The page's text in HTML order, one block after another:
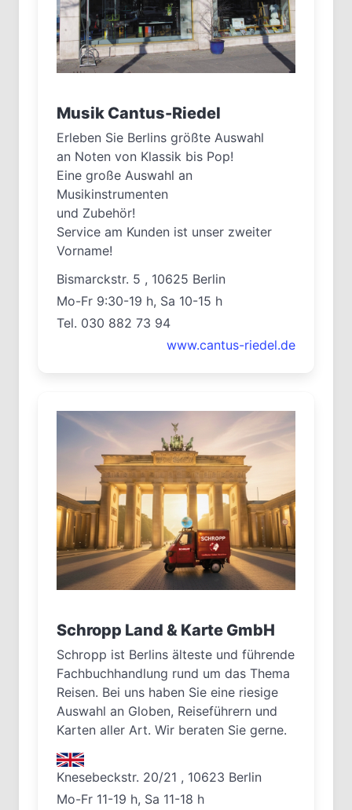
Musik Cantus-Riedel
Erleben Sie Berlins größte Auswahl
an Noten von Klassik bis Pop!
Eine große Auswahl an
Musikinstrumenten
und Zubehör!
Service am Kunden ist unser zweiter
Vorname!
Bismarckstr. 5 , 10625 Berlin
Mo-Fr 9:30-19 h, Sa 10-15 h
Tel. 030 882 73 94
www.cantus-riedel.de
Schropp Land & Karte GmbH
Schropp ist Berlins älteste und führende
Fachbuchhandlung rund um das Thema
Reisen. Bei uns haben Sie eine riesige
Auswahl an Globen, Reiseführern und
Karten aller Art. Wir beraten Sie gerne.
Knesebeckstr. 20/21 , 10623 Berlin
Mo-Fr 11-19 h, Sa 11-18 h